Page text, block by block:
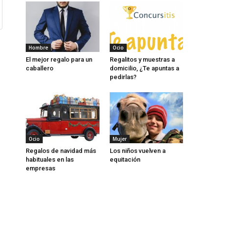
Hombre
El mejor regalo para un
caballero
Ocio
Regalitos y muestras a
domicilio, ¿Te apuntas a
pedirlas?
Ocio
Regalos de navidad más
habituales en las
empresas
Mujer
Los niños vuelven a
equitación